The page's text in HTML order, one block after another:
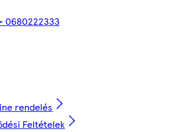
0680222333
rendelés
Feltételek